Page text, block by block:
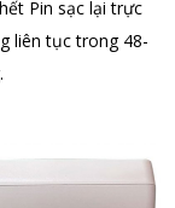
Pin sạc lại trực
liên tục trong 48-